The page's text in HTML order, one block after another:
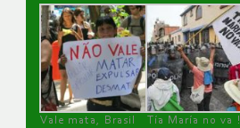
Vale mata, Brasil
Tía María no va !